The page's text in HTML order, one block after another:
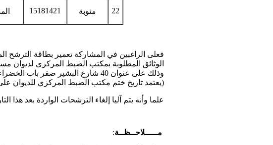
22 منوبة 15181421
فعلى الراغبين في المشاركة تعمير بطاقة الترشح
الوثائق المطلوبة بمكتب الضبط المركزي لديوان
وذلك على عنوان 40 شارع البشير صفر باب الخضراء 1006 تونس في أجل أقصاه يوم
(يعتمد تاريخ ختم مكتب الضبط المركزي للديوان
علما وأنه يتم آليا إلغاء الترشحات الواردة بعد هذا
مـــــلاحــظــة: